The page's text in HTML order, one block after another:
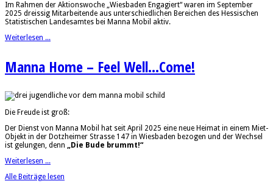
Im Rahmen der Aktionswoche „Wiesbaden Engagiert“ waren im September
2025 dreissig Mitarbeitende aus unterschiedlichen Bereichen des Hessischen
Statistischen Landesamtes bei Manna Mobil aktiv.
Weiterlesen ...
Manna Home – Feel Well...Come!
Die Freude ist groß:
Der Dienst von Manna Mobil hat seit April 2025 eine neue Heimat in einem Miet-
Objekt in der Dotzheimer Strasse 147 in Wiesbaden bezogen und der Wechsel
ist gelungen, denn „Die Bude brummt!“
Weiterlesen ...
Alle Beiträge lesen